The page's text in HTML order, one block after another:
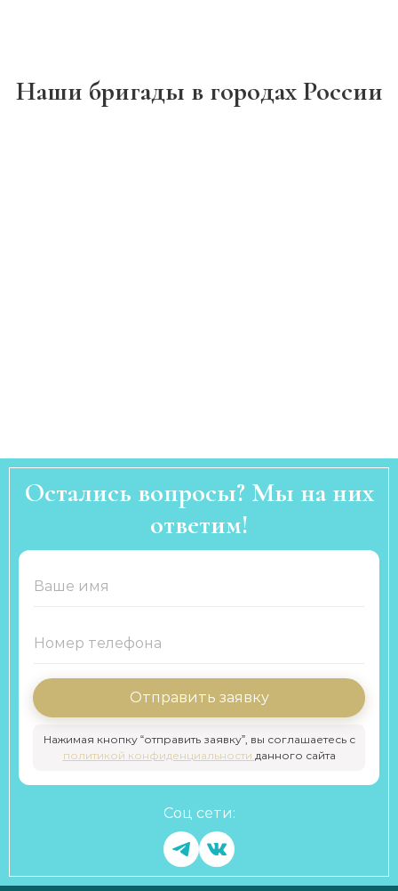
Наши бригады в городах России
Остались вопросы? Мы на них
ответим!
Отправить заявку
Нажимая кнопку “отправить заявку”, вы соглашаетесь с
политикой конфиденциальности данного сайта
Соц сети: